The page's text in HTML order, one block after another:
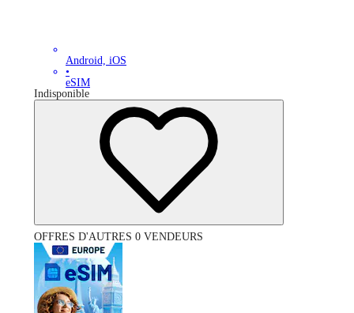
Android, iOS
•
eSIM
Indisponible
OFFRES D'AUTRES 0 VENDEURS